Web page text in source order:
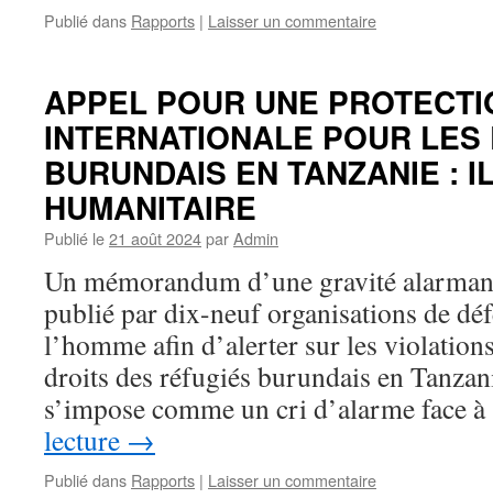
Publié dans Rapports | Laisser un commentaire
APPEL POUR UNE
INTERNATIONALE POUR LES
BURUNDAIS EN TANZANIE :
HUMANITAIRE
Publié le21 août 2024parAdmin
Un mémorandum d’une gravité
publié par dix-neuf organisations de
l’homme afin d’alerter sur les
droits des réfugiés burundais en
s’impose comme un cri d’alarme face
lecture →
Publié dans Rapports | Laisser un commentaire